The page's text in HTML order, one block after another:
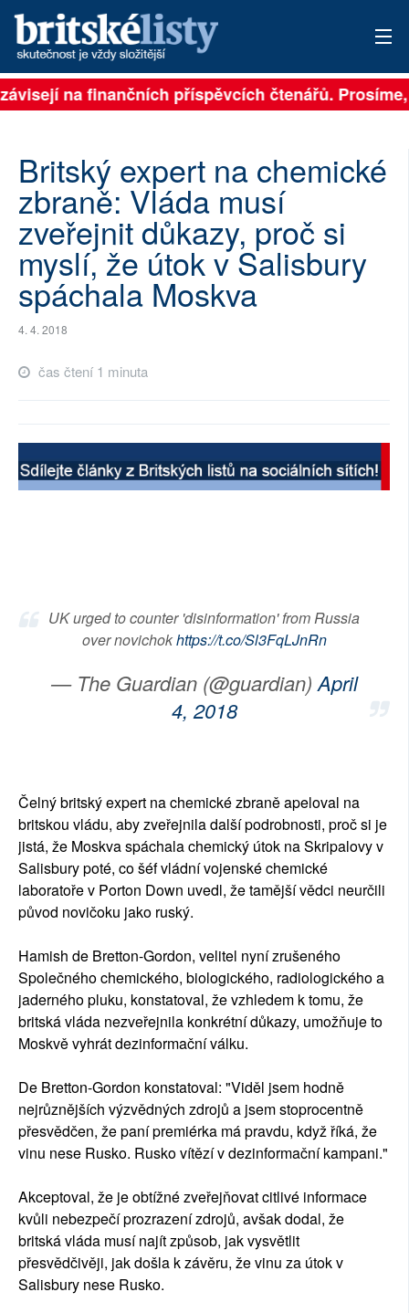
PŘIHLÁSIT
ARCHIV
ROZHOVORY
TÉMATA
NEJČTENĚJŠÍ ZA 7 DNÍ
RUBRIKY
na finančních příspěvcích čtenářů.
Britský expert na chemické
zbraně: Vláda musí
zveřejnit důkazy, proč si
myslí, že útok v Salisbury
spáchala Moskva
4. 4. 2018
čas čtení 1 minuta
UK urged to counter 'disinformation' from Russia
over novichokhttps://t.co/Sl3FqLJnRn
— The Guardian (@guardian) April
4, 2018
Čelný britský expert na chemické zbraně apeloval na
britskou vládu, aby zveřejnila další podrobnosti, proč si je
jistá, že Moskva spáchala chemický útok na Skripalovy v
Salisbury poté, co šéf vládní vojenské chemické
laboratoře v Porton Down uvedl, že tamější vědci neurčili
původ novičoku jako ruský.
Hamish de Bretton-Gordon, velitel nyní zrušeného
Společného chemického, biologického, radiologického a
jaderného pluku, konstatoval, že vzhledem k tomu, že
britská vláda nezveřejnila konkrétní důkazy, umožňuje to
Moskvě vyhrát dezinformační válku.
De Bretton-Gordon konstatoval: "Viděl jsem hodně
nejrůznějších výzvědných zdrojů a jsem stoprocentně
přesvědčen, že paní premiérka má pravdu, když říká, že
vinu nese Rusko. Rusko vítězí v dezinformační kampani."
Akceptoval, že je obtížné zveřejňovat citlivé informace
kvůli nebezpečí prozrazení zdrojů, avšak dodal, že
britská vláda musí najít způsob, jak vysvětlit
přesvědčivěji, jak došla k závěru, že vinu za útok v
Salisbury nese Rusko.